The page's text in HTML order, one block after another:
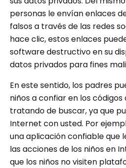
personas le envían enlaces
falsos a través de las redes
hace clic, estos enlaces
software destructivo en su
datos privados para fines
En este sentido, los padres
niños a confiar en los códigos
tratando de buscar, ya que
Internet con usted. Por
una aplicación confiable que
las acciones de los niños en
que los niños no visiten